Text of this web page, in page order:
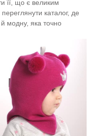
її, що є великим
каталог, де
й модну, яка точно